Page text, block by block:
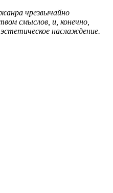
чрезвычайно
смыслов, и, конечно,
наслаждение.